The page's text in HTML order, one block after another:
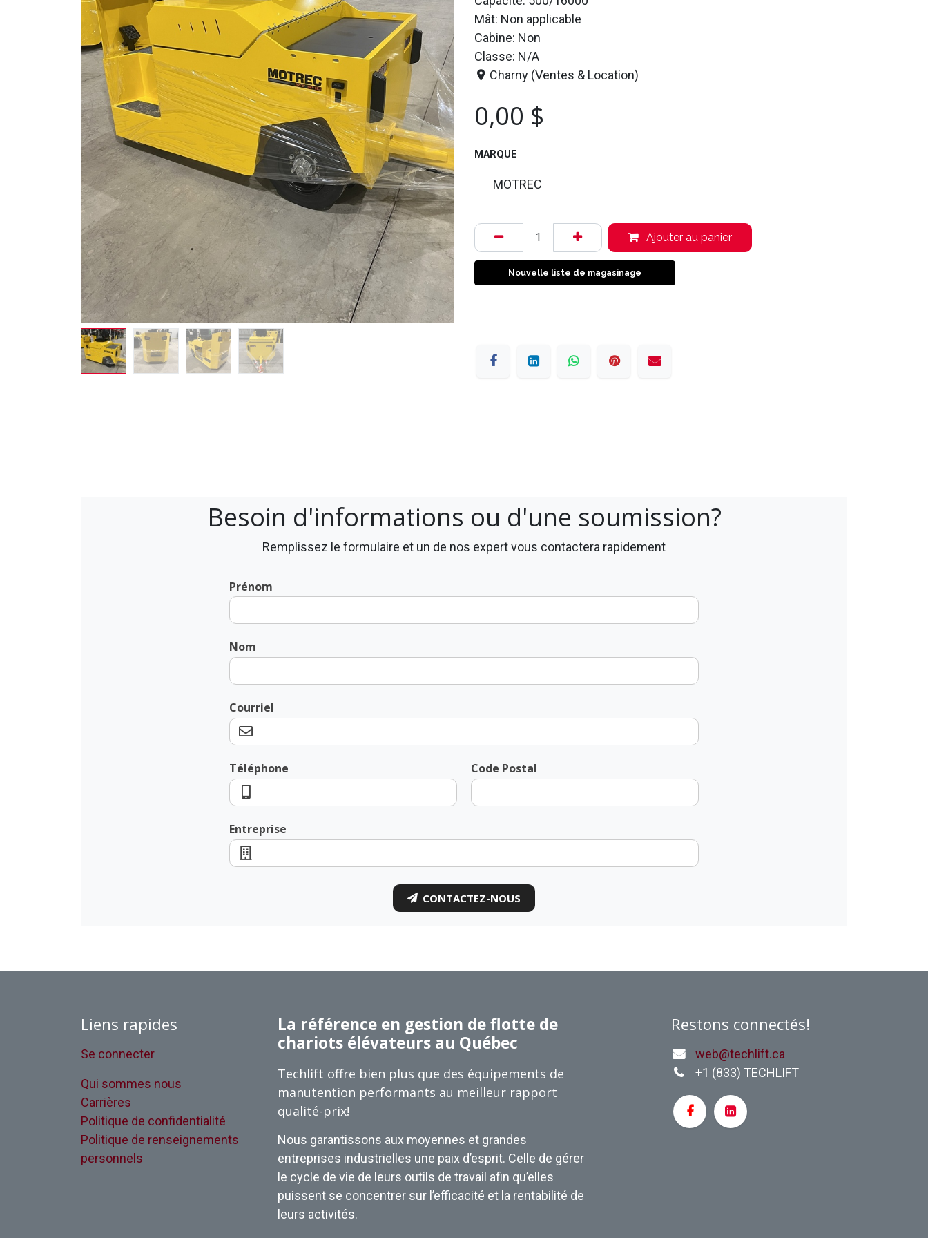
Mât: Non applicable
Cabine: Non
Classe: N/A
Charny (Ventes & Location)
0,00 $
MARQUE
MOTREC
Ajouter au panier
Nouvelle liste de magasinage
Besoin d'informations ou d'une soumission?
Remplissez le formulaire et un de nos expert vous contactera rapidement
Prénom
Nom
Courriel
Téléphone Code Postal
Entreprise
CONTACTEZ-NOUS
Liens rapides
Se connecter
Qui sommes nous
Carrières
Politique de confidentialité
Politique de renseignements
personnels
La référence en gestion de flotte de
chariots élévateurs au Québec
Techlift offre bien plus que des équipements de
manutention performants au meilleur rapport
qualité-prix!
Nous garantissons aux moyennes et grandes
entreprises industrielles une paix d’esprit. Celle de gérer
le cycle de vie de leurs outils de travail afin qu’elles
puissent se concentrer sur l’efficacité et la rentabilité de
leurs activités.
Restons connectés!
web@techlift.ca
+1 (833) TECHLIFT